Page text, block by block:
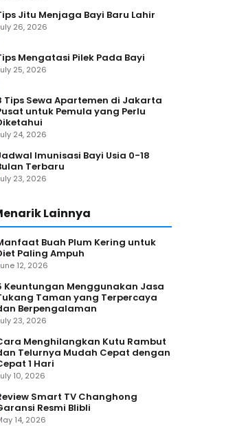
Jitu Menjaga Bayi Baru Lahir
26, 2026
Mengatasi Pilek Pada Bayi
25, 2026
Tips Sewa Apartemen di Jakarta
untuk Pemula yang Perlu
24, 2026
Imunisasi Bayi Usia 0-18
Terbaru
23, 2026
Lainnya
Buah Plum Kering untuk
Paling Ampuh
12, 2026
Keuntungan Menggunakan Jasa
Taman yang Terpercaya
Berpengalaman
23, 2026
Menghilangkan Kutu Rambut
Telurnya Mudah Cepat dengan
1 Hari
10, 2026
Smart TV Changhong
Resmi Blibli
14, 2026